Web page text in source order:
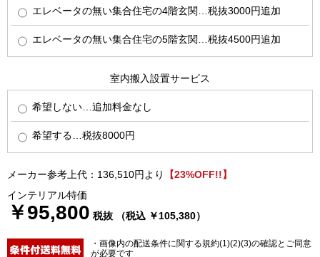
エレベータの無い集合住宅の4階玄関…税抜3000円追加
エレベータの無い集合住宅の5階玄関…税抜4500円追加
室内搬入設置サービス
希望しない…追加料金なし
希望する…税抜8000円
メーカー参考上代：136,510円より
【23%OFF!!】
インテリアル特価
￥95,800 税抜 （税込 ￥105,380）
・画像内の配送条件に関する規約(1)(2)(3)の確認とご同意
が必要です